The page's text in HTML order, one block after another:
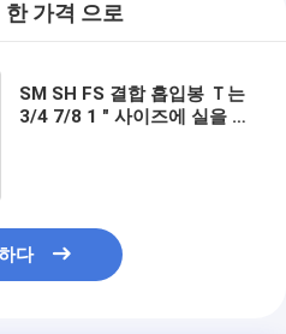
한 가격 으로
SM SH FS 결합 흡입봉 Ｔ는
3/4 7/8 1 " 사이즈에 실을 뀄
다